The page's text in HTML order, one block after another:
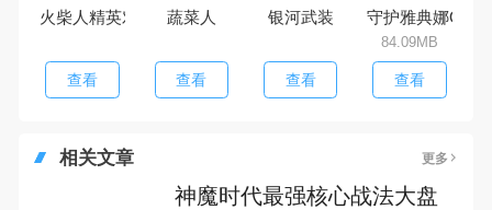
火柴人精英对
查看
蔬菜人
查看
银河武装
查看
守护雅典娜OL
84.09MB
查看
相关文章 更多
神魔时代最强核心战法大盘